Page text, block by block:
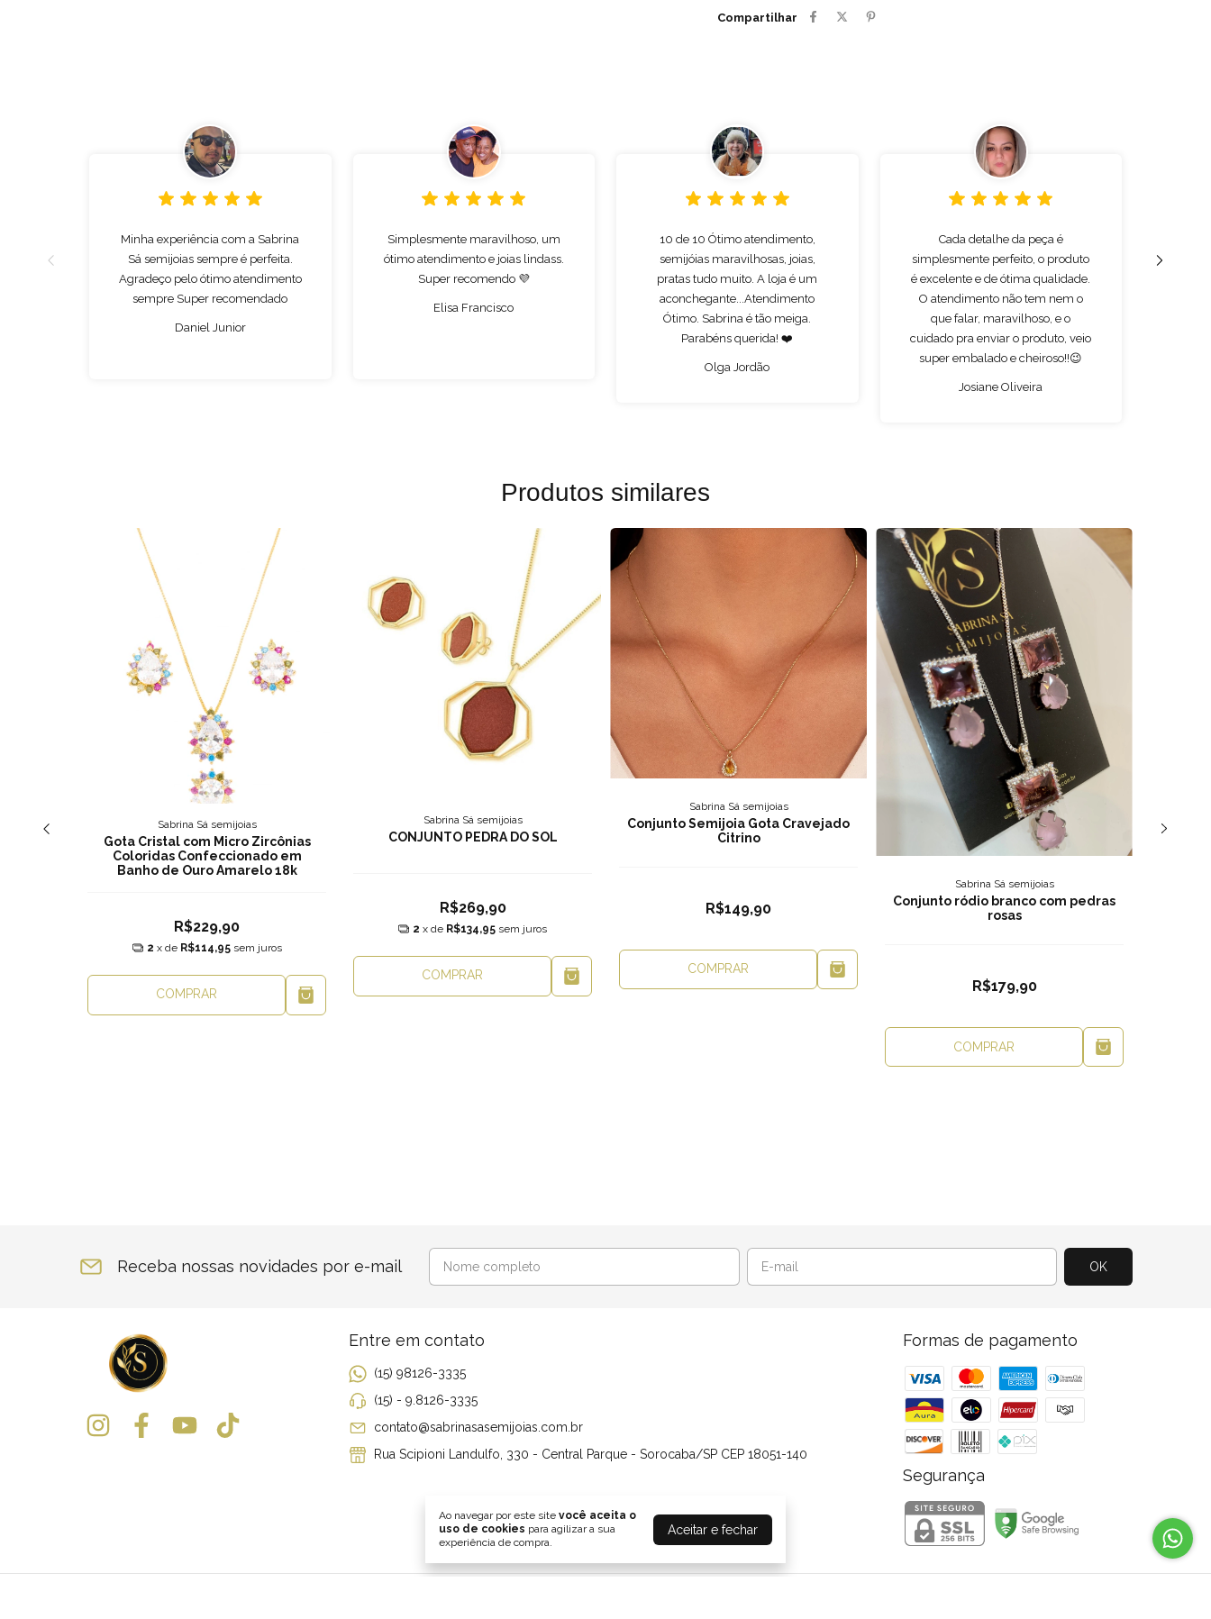
Ao navegar por este site você aceita o
uso de cookies para agilizar a sua
experiência de compra.
Aceitar e fechar
Compartilhar
Minha experiência com a Sabrina
Sá semijoias sempre é perfeita.
Agradeço pelo ótimo atendimento
sempre Super recomendado
Daniel Junior
Simplesmente maravilhoso, um
ótimo atendimento e joias lindass.
Super recomendo 💜
Elisa Francisco
10 de 10 Ótimo atendimento,
semijóias maravilhosas, joias,
pratas tudo muito. A loja é um
aconchegante...Atendimento
Ótimo. Sabrina é tão meiga.
Parabéns querida! ❤️
Olga Jordão
Cada detalhe da peça é
simplesmente perfeito, o produto
é excelente e de ótima qualidade.
O atendimento não tem nem o
que falar, maravilhoso, e o
cuidado pra enviar o produto, veio
super embalado e cheiroso!!😉
Josiane Oliveira
Produtos similares
Sabrina Sá semijoias
Gota Cristal com Micro Zircônias
Coloridas Confeccionado em
Banho de Ouro Amarelo 18k
R$229,90
2 x de R$114,95 sem juros
COMPRAR
Sabrina Sá semijoias
CONJUNTO PEDRA DO SOL
R$269,90
2 x de R$134,95 sem juros
COMPRAR
Sabrina Sá semijoias
Conjunto Semijoia Gota Cravejado
Citrino
R$149,90
COMPRAR
Sabrina Sá semijoias
Conjunto ródio branco com pedras
rosas
R$179,90
COMPRAR
Receba nossas novidades por e-mail
Entre em contato
(15) 98126-3335
(15) - 9.8126-3335
contato@sabrinasasemijoias.com.br
Rua Scipioni Landulfo, 330 - Central Parque - Sorocaba/SP CEP 18051-140
Formas de pagamento
Segurança